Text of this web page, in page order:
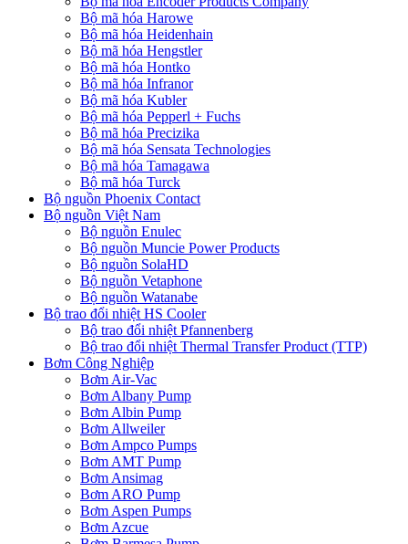
Bộ mã hóa Harowe
Bộ mã hóa Heidenhain
Bộ mã hóa Hengstler
Bộ mã hóa Hontko
Bộ mã hóa Infranor
Bộ mã hóa Kubler
Bộ mã hóa Pepperl + Fuchs
Bộ mã hóa Precizika
Bộ mã hóa Sensata Technologies
Bộ mã hóa Tamagawa
Bộ mã hóa Turck
Bộ nguồn Phoenix Contact
Bộ nguồn Việt Nam
Bộ nguồn Enulec
Bộ nguồn Muncie Power Products
Bộ nguồn SolaHD
Bộ nguồn Vetaphone
Bộ nguồn Watanabe
Bộ trao đổi nhiệt HS Cooler
Bộ trao đổi nhiệt Pfannenberg
Bộ trao đổi nhiệt Thermal Transfer Product (TTP)
Bơm Công Nghiệp
Bơm Air-Vac
Bơm Albany Pump
Bơm Albin Pump
Bơm Allweiler
Bơm Ampco Pumps
Bơm AMT Pump
Bơm Ansimag
Bơm ARO Pump
Bơm Aspen Pumps
Bơm Azcue